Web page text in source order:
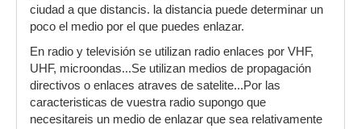
ciudad a que distancis. la distancia puede determinar un
poco el medio por el que puedes enlazar.
En radio y televisión se utilizan radio enlaces por VHF,
UHF, microondas...Se utilizan medios de propagación
directivos o enlaces atraves de satelite...Por las
caracteristicas de vuestra radio supongo que
necesitareis un medio de enlazar que sea relativamente